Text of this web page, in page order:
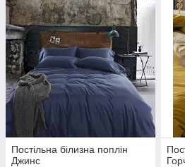
Постільна білизна поплін
Джинс